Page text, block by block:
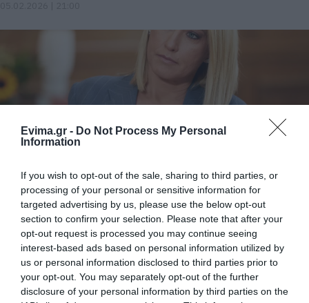
Evima.gr - Do Not Process My Personal
Information
If you wish to opt-out of the sale, sharing to third parties, or
processing of your personal or sensitive information for
targeted advertising by us, please use the below opt-out
section to confirm your selection. Please note that after your
opt-out request is processed you may continue seeing
interest-based ads based on personal information utilized by
us or personal information disclosed to third parties prior to
your opt-out. You may separately opt-out of the further
disclosure of your personal information by third parties on the
Γιώργος Λιάγκας: Για να επανέλθει στο
100% η Σία Κοσιώνη θα χρειαστούν μήνες
31.01.2026 | 09:20